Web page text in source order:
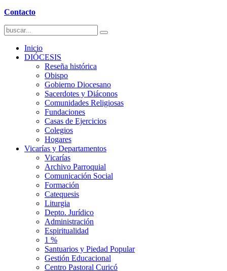
Contacto
Inicio
DIÓCESIS
Reseña histórica
Obispo
Gobierno Diocesano
Sacerdotes y Diáconos
Comunidades Religiosas
Fundaciones
Casas de Ejercicios
Colegios
Hogares
Vicarías y Departamentos
Vicarías
Archivo Parroquial
Comunicación Social
Formación
Catequesis
Liturgia
Depto. Jurídico
Administración
Espiritualidad
1 %
Santuarios y Piedad Popular
Gestión Educacional
Centro Pastoral Curicó